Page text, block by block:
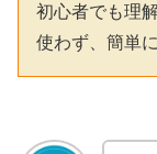
初心者でも理
使わず、簡単